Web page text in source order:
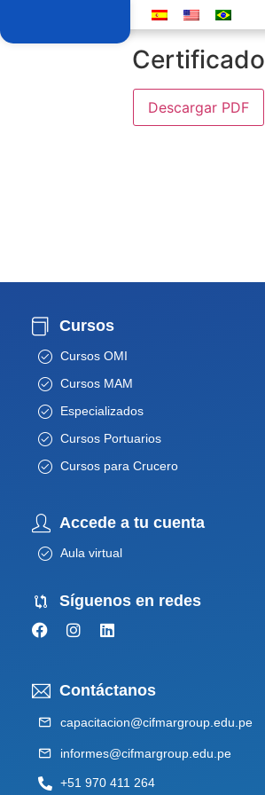
Certificado
Descargar PDF
Cursos
Cursos OMI
Cursos MAM
Especializados
Cursos Portuarios
Cursos para Crucero
Accede a tu cuenta
Aula virtual
Síguenos en redes
Contáctanos
capacitacion@cifmargroup.edu.pe
informes@cifmargroup.edu.pe
+51 970 411 264